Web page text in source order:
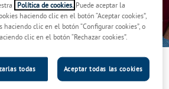
Política de cookies. Puede aceptar la
haciendo clic en el botón “Aceptar cookies”,
clic en el botón “Configurar cookies”, o
clic en el botón “Rechazar cookies”.
todas Aceptar todas las cookies